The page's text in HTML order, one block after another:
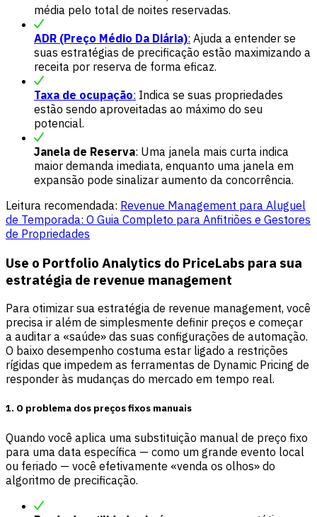
média pelo total de noites reservadas.
ADR (Preço Médio Da Diária): Ajuda a entender se
suas estratégias de precificação estão maximizando a
receita por reserva de forma eficaz.
Taxa de ocupação: Indica se suas propriedades
estão sendo aproveitadas ao máximo do seu
potencial.
Janela de Reserva: Uma janela mais curta indica
maior demanda imediata, enquanto uma janela em
expansão pode sinalizar aumento da concorrência.
Leitura recomendada: Revenue Management para Aluguel
de Temporada: O Guia Completo para Anfitriões e Gestores
de Propriedades
Use o Portfolio Analytics do PriceLabs para sua
estratégia de revenue management
Para otimizar sua estratégia de revenue management, você
precisa ir além de simplesmente definir preços e começar
a auditar a «saúde» das suas configurações de automação.
O baixo desempenho costuma estar ligado a restrições
rígidas que impedem as ferramentas de Dynamic Pricing de
responder às mudanças do mercado em tempo real.
1. O problema dos preços fixos manuais
Quando você aplica uma substituição manual de preço fixo
para uma data específica — como um grande evento local
ou feriado — você efetivamente «venda os olhos» do
algoritmo de precificação.